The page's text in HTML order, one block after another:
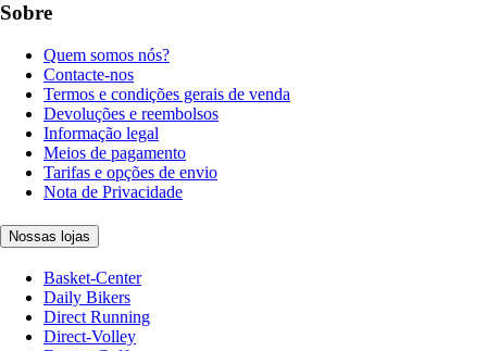
Sobre
Quem somos nós?
Contacte-nos
Termos e condições gerais de venda
Devoluções e reembolsos
Informação legal
Meios de pagamento
Tarifas e opções de envio
Nota de Privacidade
Nossas lojas
Basket-Center
Daily Bikers
Direct Running
Direct-Volley